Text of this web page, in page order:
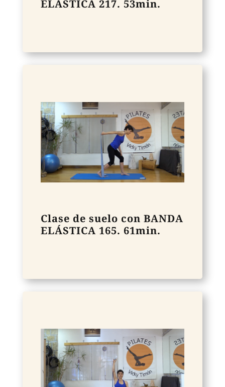
ELÁSTICA 217. 53min.
Clase de suelo con BANDA
ELÁSTICA 165. 61min.